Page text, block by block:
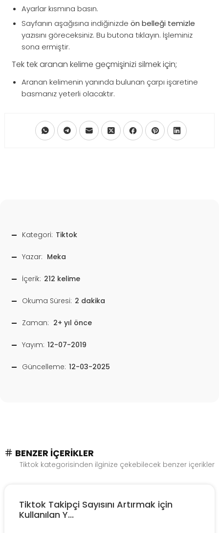
Ayarlar kısmına basın.
Sayfanın aşağısına indiğinizde ön belleği temizle
yazısını göreceksiniz. Bu butona tıklayın. İşleminiz
sona ermiştir.
Tek tek aranan kelime geçmişinizi silmek için;
Aranan kelimenin yanında bulunan çarpı işaretine
basmanız yeterli olacaktır.
Kategori: Tiktok
Yazar: Meka
İçerik: 212 kelime
Okuma Süresi: 2 dakika
Zaman: 2+ yıl önce
Yayım: 12-07-2019
Güncelleme: 12-03-2025
BENZER İÇERIKLER
Tiktok kategorisinden ilginize çekebilecek benzer içerikler
Tiktok Takipçi Sayısını Artırmak için
Kullanılan Y...